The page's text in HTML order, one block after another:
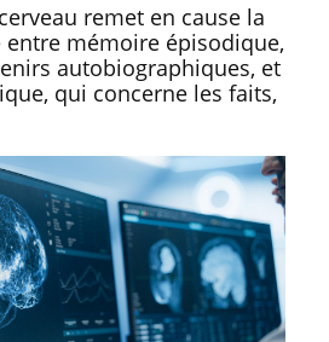
remet en cause la
mémoire épisodique,
autobiographiques, et
qui concerne les faits,